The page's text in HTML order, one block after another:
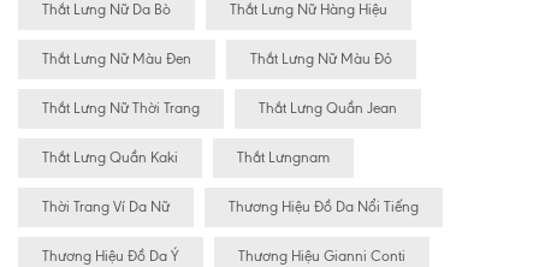
Thắt Lưng Nữ Da Bò Thắt Lưng Nữ Hàng Hiệu
Thắt Lưng Nữ Màu Đen Thắt Lưng Nữ Màu Đỏ
Thắt Lưng Nữ Thời Trang Thắt Lưng Quần Jean
Thắt Lưng Quần Kaki Thắt Lưngnam
Thời Trang Ví Da Nữ Thương Hiệu Đồ Da Nổi Tiếng
Thương Hiệu Đồ Da Ý Thương Hiệu Gianni Conti